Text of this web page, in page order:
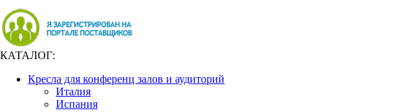
КАТАЛОГ:
Кресла для конференц залов и аудиторий
Италия
Испания